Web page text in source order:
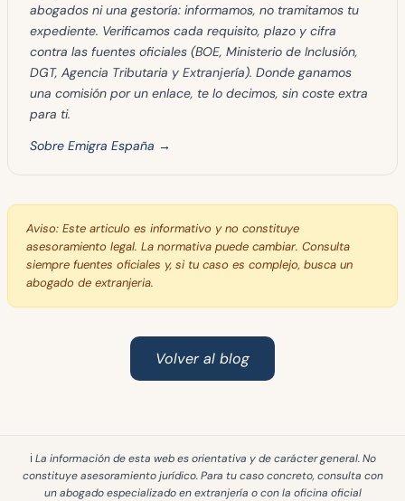
abogados ni una gestoría: informamos, no tramitamos tu
expediente. Verificamos cada requisito, plazo y cifra
contra las fuentes oficiales (BOE, Ministerio de Inclusión,
DGT, Agencia Tributaria y Extranjería). Donde ganamos
una comisión por un enlace, te lo decimos, sin coste extra
para ti.
Sobre Emigra España →
Aviso: Este articulo es informativo y no constituye
asesoramiento legal. La normativa puede cambiar. Consulta
siempre fuentes oficiales y, si tu caso es complejo, busca un
abogado de extranjeria.
Volver al blog
ℹ️ La información de esta web esorientativa y de carácter general. No
constituye asesoramiento jurídico. Para tu caso concreto, consulta con
un abogado especializado en extranjería o con la oficina oficial